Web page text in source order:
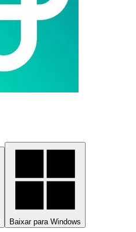
Baixar para Windows